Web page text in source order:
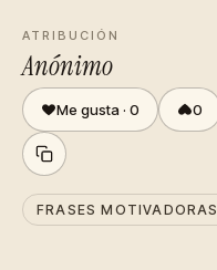
ATRIBUCIÓN
Anónimo
Me gusta · 0 0
FRASES MOTIVADORAS